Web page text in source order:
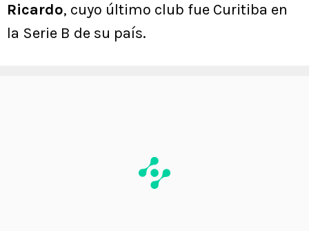
Ricardo, cuyo último club fue Curitiba en
la Serie B de su país.